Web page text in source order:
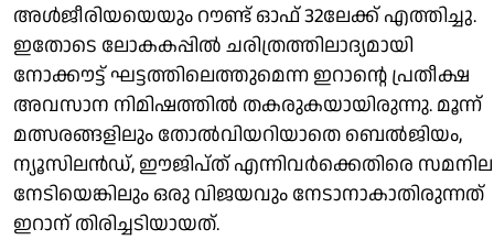
അൾജീരിയയെയും റൗണ്ട് ഓഫ് 32ലേക്ക് എത്തിച്ചു.
ഇതോടെ ലോകകപ്പിൽ ചരിത്രത്തിലാദ്യമായി
നോക്കൗട്ട് ഘട്ടത്തിലെത്തുമെന്ന ഇറാന്റെ പ്രതീക്ഷ
അവസാന നിമിഷത്തിൽ തകരുകയായിരുന്നു. മൂന്ന്
മത്സരങ്ങളിലും തോൽവിയറിയാതെ ബെൽജിയം,
ന്യൂസിലൻഡ്, ഈജിപ്ത് എന്നിവർക്കെതിരെ സമനില
നേടിയെങ്കിലും ഒരു വിജയവും നേടാനാകാതിരുന്നത്
ഇറാന് തിരിച്ചടിയായത്.